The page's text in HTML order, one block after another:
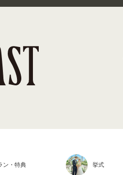
ン・特典 挙式